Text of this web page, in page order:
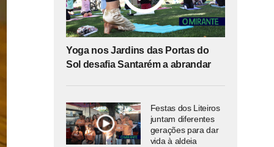
Yoga nos Jardins das Portas do
Sol desafia Santarém a abrandar
Festas dos Liteiros
juntam diferentes
gerações para dar
vida à aldeia